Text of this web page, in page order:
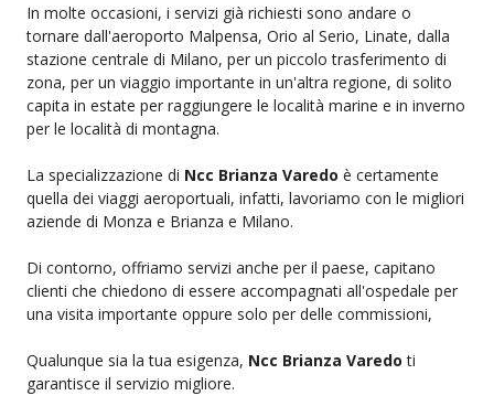
In molte occasioni, i servizi già richiesti sono andare o
tornare dall'aeroporto Malpensa, Orio al Serio, Linate, dalla
stazione centrale di Milano, per un piccolo trasferimento di
zona, per un viaggio importante in un'altra regione, di solito
capita in estate per raggiungere le località marine e in inverno
per le località di montagna.
La specializzazione di Ncc Brianza Varedo è certamente
quella dei viaggi aeroportuali, infatti, lavoriamo con le migliori
aziende di Monza e Brianza e Milano.
Di contorno, offriamo servizi anche per il paese, capitano
clienti che chiedono di essere accompagnati all'ospedale per
una visita importante oppure solo per delle commissioni,
Qualunque sia la tua esigenza, Ncc Brianza Varedo ti
garantisce il servizio migliore.